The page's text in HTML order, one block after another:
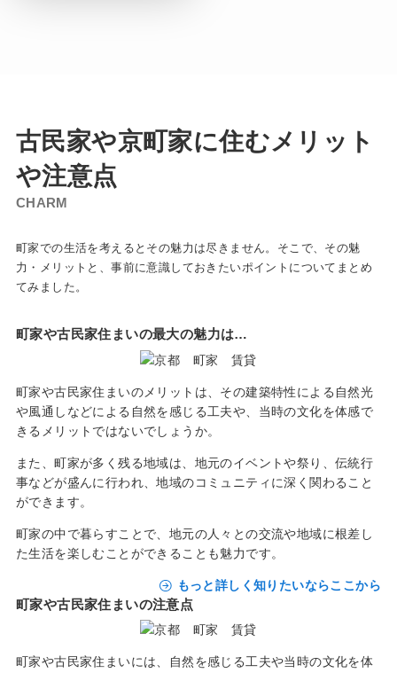
古民家や京町家に住むメリット
や注意点
CHARM
町家での生活を考えるとその魅力は尽きません。そこで、その魅
力・メリットと、事前に意識しておきたいポイントについてまとめ
てみました。
町家や古民家住まいの最大の魅力は…
町家や古民家住まいのメリットは、その建築特性による自然光
や風通しなどによる自然を感じる工夫や、当時の文化を体感で
きるメリットではないでしょうか。
また、町家が多く残る地域は、地元のイベントや祭り、伝統行
事などが盛んに行われ、地域のコミュニティに深く関わること
ができます。
町家の中で暮らすことで、地元の人々との交流や地域に根差し
た生活を楽しむことができることも魅力です。
もっと詳しく知りたいならここから
町家や古民家住まいの注意点
町家や古民家住まいには、自然を感じる工夫や当時の文化を体